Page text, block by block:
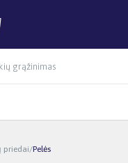
grąžinimas
priedai/Pelės